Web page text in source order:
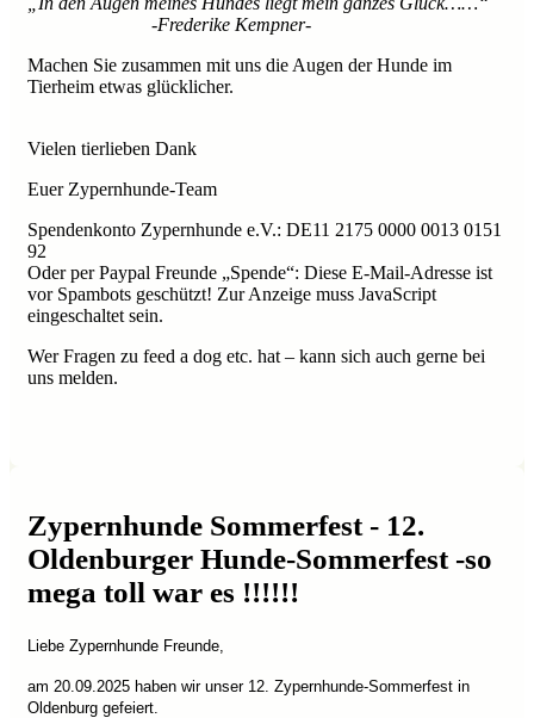
-Frederike Kempner-
Machen Sie zusammen mit uns die Augen der Hunde im
Tierheim etwas glücklicher.
Vielen tierlieben Dank
Euer Zypernhunde-Team
Spendenkonto Zypernhunde e.V.: DE11 2175 0000 0013 0151
92
Oder per Paypal Freunde „Spende“: Diese E-Mail-Adresse ist
vor Spambots geschützt! Zur Anzeige muss JavaScript
eingeschaltet sein.
Wer Fragen zu feed a dog etc. hat – kann sich auch gerne bei
uns melden.
Zypernhunde Sommerfest - 12.
Oldenburger Hunde-Sommerfest -so
mega toll war es !!!!!!
Liebe Zypernhunde Freunde,
am 20.09.2025 haben wir unser 12. Zypernhunde-Sommerfest in
Oldenburg gefeiert.